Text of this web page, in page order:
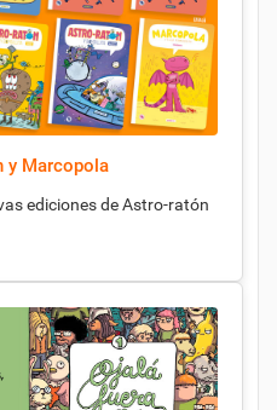
y Marcopola
ediciones de Astro-ratón